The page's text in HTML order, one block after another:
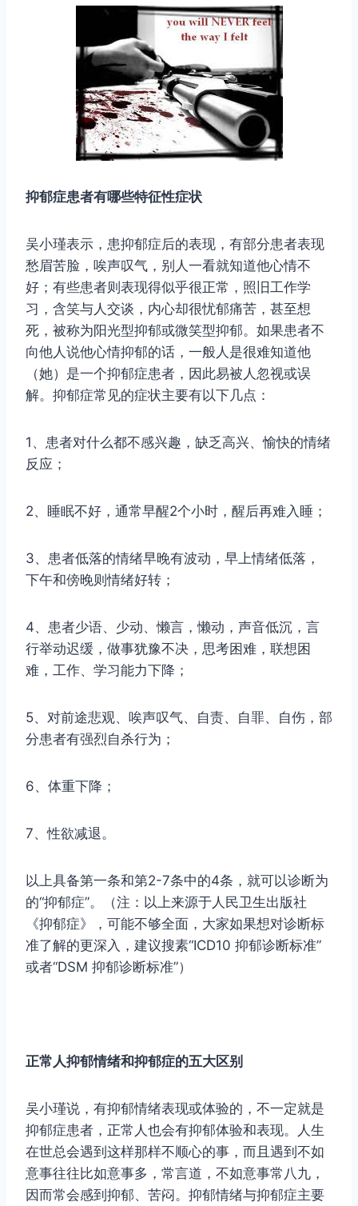
抑郁症患者有哪些特征性症状
吴小瑾表示，患抑郁症后的表现，有部分患者表现
愁眉苦脸，唉声叹气，别人一看就知道他心情不
好；有些患者则表现得似乎很正常，照旧工作学
习，含笑与人交谈，内心却很忧郁痛苦，甚至想
死，被称为阳光型抑郁或微笑型抑郁。如果患者不
向他人说他心情抑郁的话，一般人是很难知道他
（她）是一个抑郁症患者，因此易被人忽视或误
解。抑郁症常见的症状主要有以下几点：
1、患者对什么都不感兴趣，缺乏高兴、愉快的情绪
反应；
2、睡眠不好，通常早醒2个小时，醒后再难入睡；
3、患者低落的情绪早晚有波动，早上情绪低落，
下午和傍晚则情绪好转；
4、患者少语、少动、懒言，懒动，声音低沉，言
行举动迟缓，做事犹豫不决，思考困难，联想困
难，工作、学习能力下降；
5、对前途悲观、唉声叹气、自责、自罪、自伤，部
分患者有强烈自杀行为；
6、体重下降；
7、性欲减退。
以上具备第一条和第2-7条中的4条，就可以诊断为
的“抑郁症”。（注：以上来源于人民卫生出版社
《抑郁症》，可能不够全面，大家如果想对诊断标
准了解的更深入，建议搜素“ICD10 抑郁诊断标准”
或者“DSM 抑郁诊断标准”）
正常人抑郁情绪和抑郁症的五大区别
吴小瑾说，有抑郁情绪表现或体验的，不一定就是
抑郁症患者，正常人也会有抑郁体验和表现。人生
在世总会遇到这样那样不顺心的事，而且遇到不如
意事往往比如意事多，常言道，不如意事常八九，
因而常会感到抑郁、苦闷。抑郁情绪与抑郁症主要